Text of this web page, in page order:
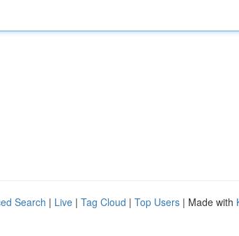
Search | Live | Tag Cloud | Top Users | Made with